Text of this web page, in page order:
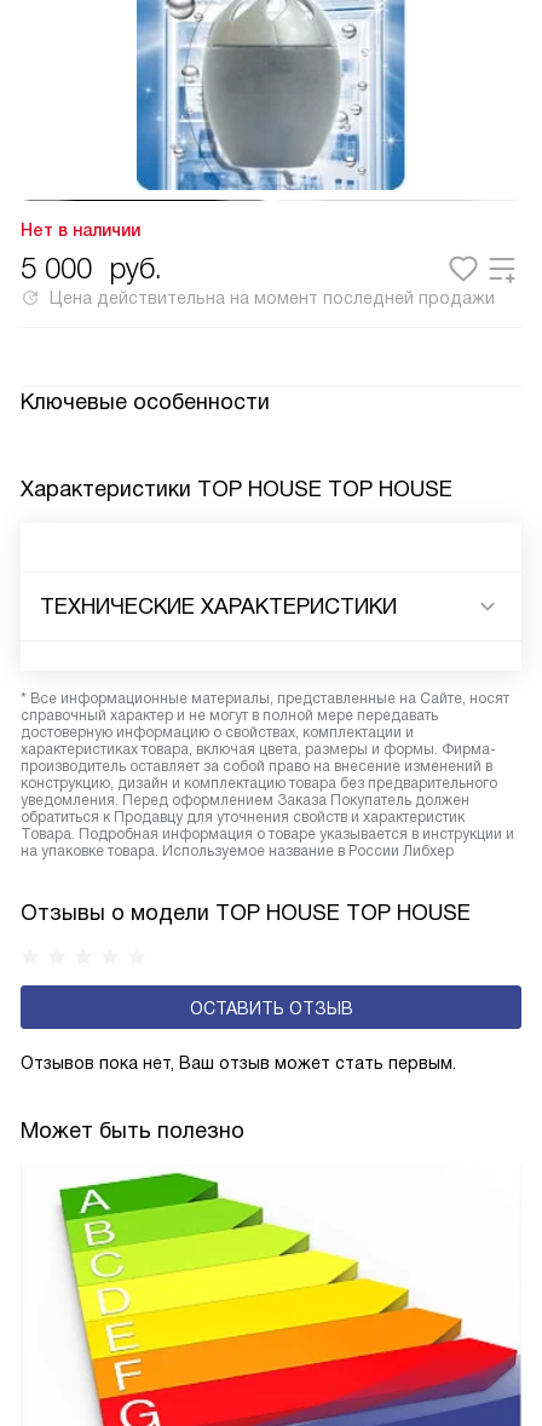
Нет в наличии
5 000 руб.
Цена действительна на момент последней продажи
Ключевые особенности
Может быть полезно
Характеристики TOP HOUSE TOP HOUSE
ТЕХНИЧЕСКИЕ ХАРАКТЕРИСТИКИ
* Все информационные материалы, представленные на Сайте, носят
справочный характер и не могут в полной мере передавать
достоверную информацию о свойствах, комплектации и
характеристиках товара, включая цвета, размеры и формы. Фирма-
производитель оставляет за собой право на внесение изменений в
конструкцию, дизайн и комплектацию товара без предварительного
уведомления. Перед оформлением Заказа Покупатель должен
обратиться к Продавцу для уточнения свойств и характеристик
Товара. Подробная информация о товаре указывается в инструкции и
на упаковке товара. Используемое название в России Либхер
Отзывы о модели TOP HOUSE TOP HOUSE
ОСТАВИТЬ ОТЗЫВ
Отзывов пока нет, Ваш отзыв может стать первым.